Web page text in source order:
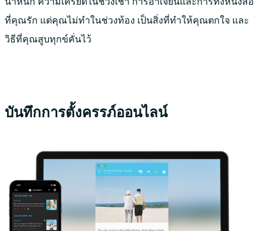
ที่คุณรัก แต่คุณไม่ทำในช่วงท้อง เป็นสิ่งที่ทำให้คุณตกใจ และ
วิธีที่คุณสูบทุกข์คั่นไว้
บันทึกการตั้งครรภ์ออนไลน์